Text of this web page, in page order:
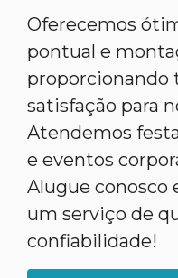
Oferecemos
pontual e
proporcionando
satisfação para
Atendemos
e eventos
Alugue conosco
um serviço de
confiabilidade!